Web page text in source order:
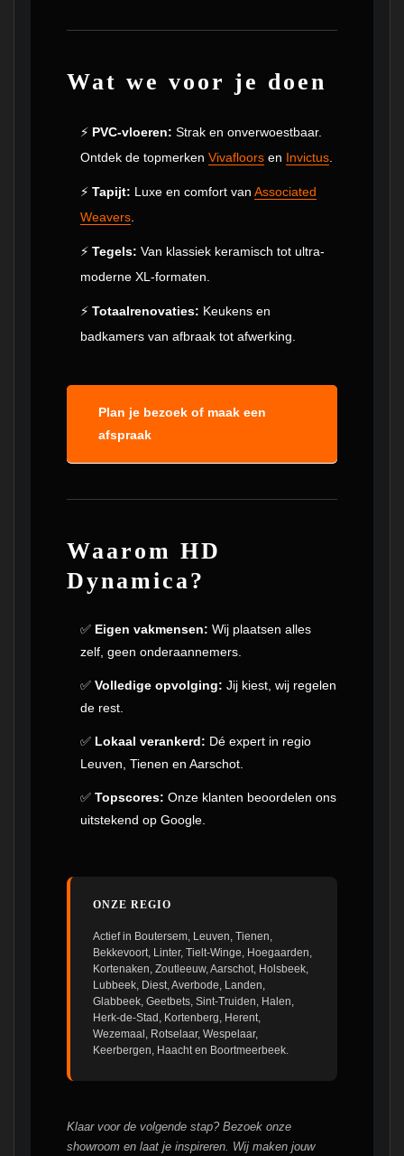
Wat we voor je doen
⚡ PVC-vloeren: Strak en onverwoestbaar.
Ontdek de topmerken Vivafloorsen Invictus.
⚡ Tapijt: Luxe en comfort van Associated
Weavers.
⚡ Tegels: Van klassiek keramisch tot ultra-
moderne XL-formaten.
⚡ Totaalrenovaties: Keukens en
badkamers van afbraak tot afwerking.
Plan je bezoek of maak een
afspraak
Waarom HD
Dynamica?
✅ Eigen vakmensen: Wij plaatsen alles
zelf, geen onderaannemers.
✅ Volledige opvolging: Jij kiest, wij regelen
de rest.
✅ Lokaal verankerd: Dé expert in regio
Leuven, Tienen en Aarschot.
✅ Topscores: Onze klanten beoordelen ons
uitstekend op Google.
ONZE REGIO
Actief in Boutersem, Leuven, Tienen,
Bekkevoort, Linter, Tielt-Winge, Hoegaarden,
Kortenaken, Zoutleeuw, Aarschot, Holsbeek,
Lubbeek, Diest, Averbode, Landen,
Glabbeek, Geetbets, Sint-Truiden, Halen,
Herk-de-Stad, Kortenberg, Herent,
Wezemaal, Rotselaar, Wespelaar,
Keerbergen, Haacht en Boortmeerbeek.
Klaar voor de volgende stap? Bezoek onze
showroom en laat je inspireren. Wij maken jouw